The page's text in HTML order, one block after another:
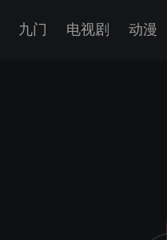
九门 电视剧 动漫